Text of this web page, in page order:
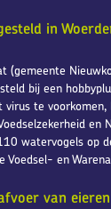
in
(gemeente
bij een
virus te
en
watervogels op
Voedsel- en
van eieren